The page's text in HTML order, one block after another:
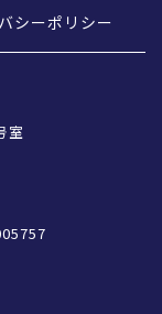
シーポリシー
室